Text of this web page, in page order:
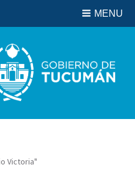
MENU
Victoria"